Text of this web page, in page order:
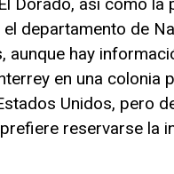
departamento de
aunque hay
en una colonia
Unidos, pero
reservarse la